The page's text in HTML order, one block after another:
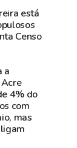
está
Censo
a
4% do
com
mas